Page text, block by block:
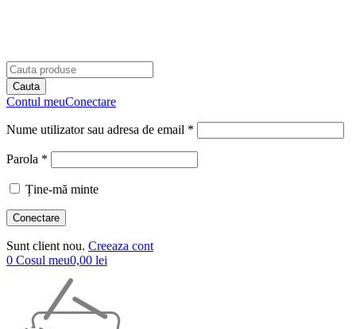
Contul meuConectare
Nume utilizator sau adresa de email *
Parola *
Ține-mă minte
Sunt client nou. Creeaza cont
0 Cosul meu0,00 lei